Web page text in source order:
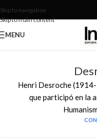
Skip to navigation
Skip to main content
MENU
Henri Desroche
que participó en la